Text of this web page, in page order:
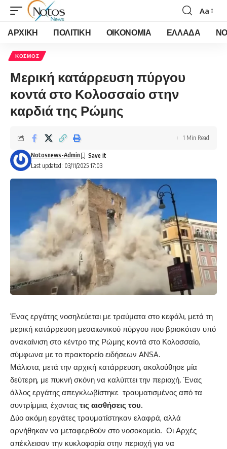
Font
Resizer
Aa
ΑΡΧΙΚΗ ΠΟΛΙΤΙΚΗ ΟΙΚΟΝΟΜΙΑ ΕΛΛΑΔΑ
ΚΟΣΜΟΣ
Μερική κατάρρευση πύργου
κοντά στο Κολοσσαίο στην
καρδιά της Ρώμης
Last updated: 03/11/2025 17:03
Notosnews-Admin
1 Min Read
Ένας εργάτης νοσηλεύεται με τραύματα στο κεφάλι, μετά τη
μερική κατάρρευση μεσαιωνικού πύργου που βρισκόταν υπό
ανακαίνιση στο κέντρο της Ρώμης κοντά στο Κολοσσαίο,
σύμφωνα με το πρακτορείο ειδήσεων ANSA.
Μάλιστα, μετά την αρχική κατάρρευση, ακολούθησε μία
δεύτερη, με πυκνή σκόνη να καλύπτει την περιοχή. Ένας
άλλος εργάτης απεγκλωβίστηκε τραυματισμένος από τα
συντρίμμια, έχοντας τις αισθήσεις του.
Δύο ακόμη εργάτες τραυματίστηκαν ελαφρά, αλλά
αρνήθηκαν να μεταφερθούν στο νοσοκομείο. Οι Αρχές
απέκλεισαν την κυκλοφορία στην περιοχή για να